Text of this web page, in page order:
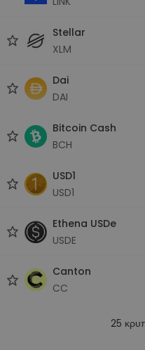
Stellar
XLM
Dai
DAI
Bitcoin Cash
BCH
USD1
USD1
Ethena USDe
USDE
Canton
CC
25